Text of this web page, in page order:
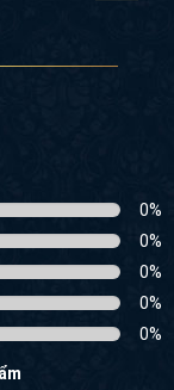
0%
0%
0%
0%
0%